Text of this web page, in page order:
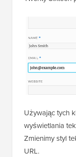
Używając tych
wyświetlania
Zmienimy styl
URL.